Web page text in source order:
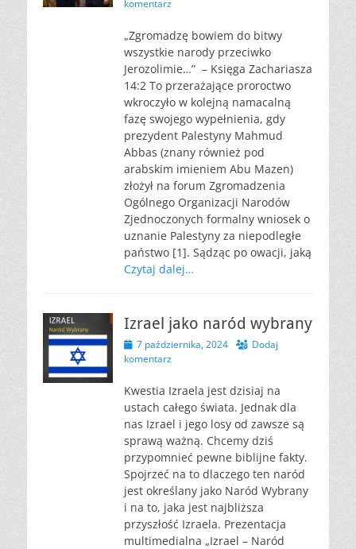
komentarz
„Zgromadzę bowiem do bitwy
wszystkie narody przeciwko
Jerozolimie…” – Księga Zachariasza
14:2 To przerażające proroctwo
wkroczyło w kolejną namacalną
fazę swojego wypełnienia, gdy
prezydent Palestyny Mahmud
Abbas (znany również pod
arabskim imieniem Abu Mazen)
złożył na forum Zgromadzenia
Ogólnego Organizacji Narodów
Zjednoczonych formalny wniosek o
uznanie Palestyny za niepodległe
państwo [1]. Sądząc po owacji, jaką
Czytaj dalej…
Izrael jako naród wybrany
Opublikowano
7 października, 2024
Dodaj
komentarz
Kwestia Izraela jest dzisiaj na
ustach całego świata. Jednak dla
nas Izrael i jego losy od zawsze są
sprawą ważną. Chcemy dziś
przypomnieć pewne biblijne fakty.
Spojrzeć na to dlaczego ten naród
jest określany jako Naród Wybrany
i na to, jaka jest najbliższa
przyszłość Izraela. Prezentacja
multimedialna „Izrael – Naród